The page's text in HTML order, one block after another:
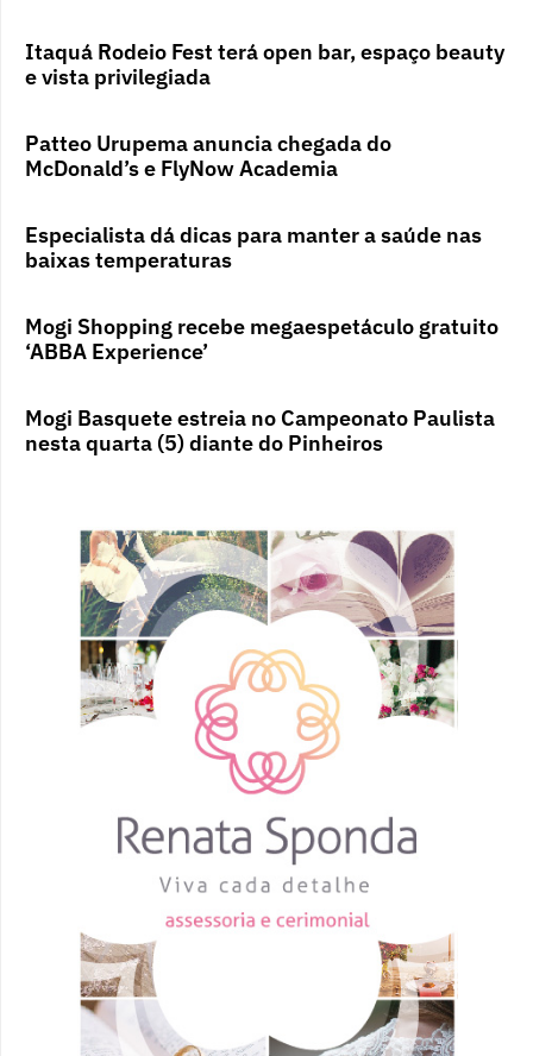
Itaquá Rodeio Fest terá open bar, espaço beauty
e vista privilegiada
Patteo Urupema anuncia chegada do
McDonald’s e FlyNow Academia
Especialista dá dicas para manter a saúde nas
baixas temperaturas
Mogi Shopping recebe megaespetáculo gratuito
‘ABBA Experience’
Mogi Basquete estreia no Campeonato Paulista
nesta quarta (5) diante do Pinheiros